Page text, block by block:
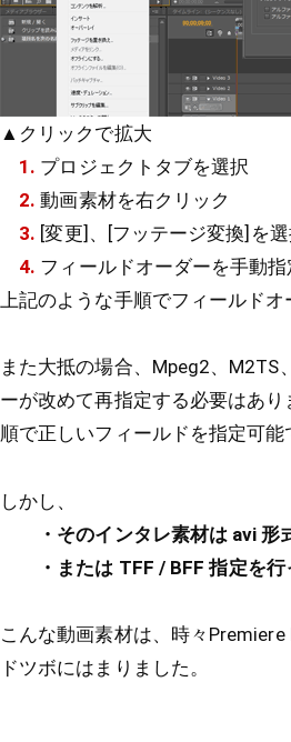
▲クリックで拡大
1. プロジェクトタブを選択
2. 動画素材を右クリック
3. [変更]、[フッテージ変換]を
4. フィールドオーダーを手動指
上記のような手順でフィールド
また大抵の場合、Mpeg2、
ーが改めて再指定する必要はあ
順で正しいフィールドを指定可能
しかし、
・そのインタレ素材は avi 形
・または TFF / BFF 指定を行
こんな動画素材は、時々
ドツボにはまりました。